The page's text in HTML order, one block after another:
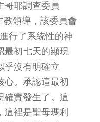
哥耶調查委員
領導，該委員會
行了系統性的神
最初七天的顯現
乎沒有明確立
心。承認這最初
確實發生了。這
裡是聖母瑪利